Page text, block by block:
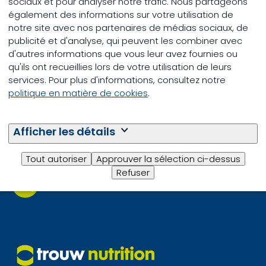
également des informations sur votre utilisation de
notre site avec nos partenaires de médias sociaux, de
publicité et d'analyse, qui peuvent les combiner avec
d'autres informations que vous leur avez fournies ou
qu'ils ont recueillies lors de votre utilisation de leurs
services. Pour plus d'informations, consultez notre
politique en matière de cookies.
Afficher les détails
Tout autoriser
Approuver la sélection ci-dessus
Refuser
Creep Feed Calculator
XLSX (49kB)
Questions ou
problèmes?